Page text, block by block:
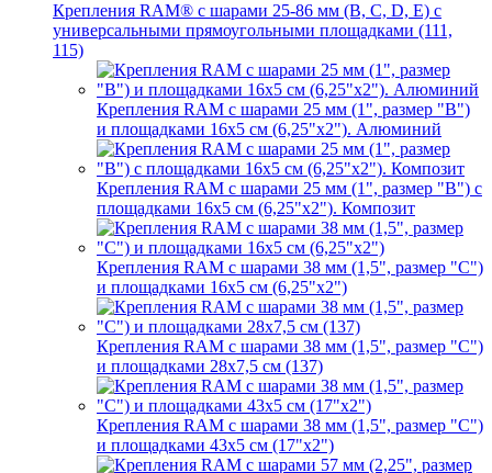
Крепления RAM® с шарами 25-86 мм (B, C, D, E) с
универсальными прямоугольными площадками (111,
115)
Крепления RAM с шарами 25 мм (1", размер "B")
и площадками 16х5 см (6,25"х2"). Алюминий
Крепления RAM с шарами 25 мм (1", размер "B") с
площадками 16х5 см (6,25"х2"). Композит
Крепления RAM с шарами 38 мм (1,5", размер "C")
и площадками 16х5 см (6,25"х2")
Крепления RAM с шарами 38 мм (1,5", размер "C")
и площадками 28х7,5 см (137)
Крепления RAM с шарами 38 мм (1,5", размер "C")
и площадками 43х5 см (17"х2")